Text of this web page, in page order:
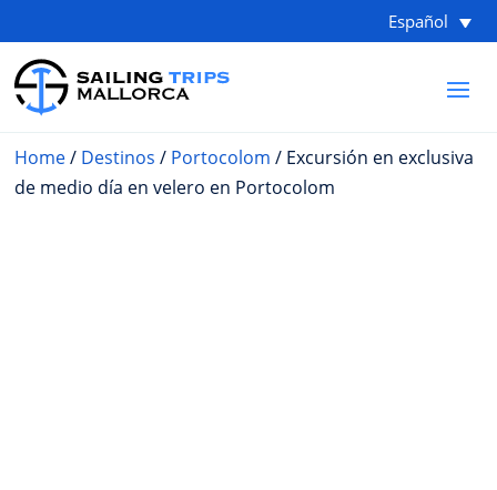
Español
Home/ Destinos / Portocolom / Excursión en exclusiva
de medio día en velero en Portocolom